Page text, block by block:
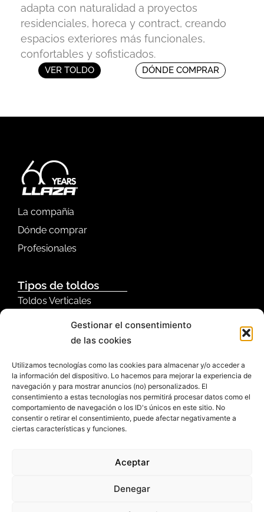
Gestionar el consentimiento
de las cookies
Utilizamos tecnologías como las cookies para almacenar y/o acceder a
la información del dispositivo. Lo hacemos para mejorar la experiencia de
navegación y para mostrar anuncios (no) personalizados. El
consentimiento a estas tecnologías nos permitirá procesar datos como el
comportamiento de navegación o los ID's únicos en este sitio. No
consentir o retirar el consentimiento, puede afectar negativamente a
ciertas características y funciones.
Aceptar
Denegar
adapta con naturalidad a proyectos
residenciales, horeca y contract, creando
espacios exteriores más funcionales,
confortables y sofisticados.
VER TOLDO DÓNDE COMPRAR
La compañía
Dónde comprar
Profesionales
Tipos de toldos
Toldos Verticales
Toldos Horizontales
Toldos Laterales
Dónde lo quieres
Toldos para patios y jardines
Toldos para balcón
Toldos para terrazas